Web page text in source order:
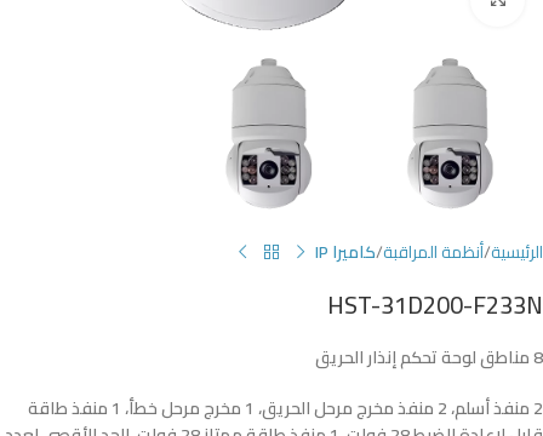
الرئيسية أنظمة المراقبة كاميرا IP
HST-31D200-F233N
8مناطقلوحةتحكمإنذارالحريق
2 منفذ أسلم، 2 منفذ مخرج مرحل الحريق، 1 مخرج مرحل خطأ، 1 منفذ طاقة